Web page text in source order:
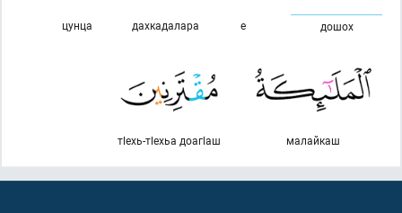
дошох
е
дахкадалара
цунца
малайкаш
тlехь-тlехьа доагlаш